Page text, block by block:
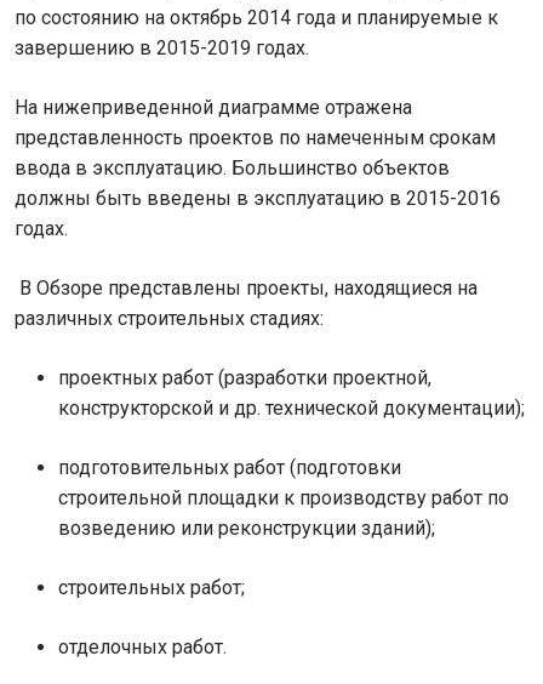
по состоянию на октябрь 2014 года и планируемые к
завершению в 2015-2019 годах.
На нижеприведенной диаграмме отражена
представленность проектов по намеченным срокам
ввода в эксплуатацию. Большинство объектов
должны быть введены в эксплуатацию в 2015-2016
годах.
В Обзоре представлены проекты, находящиеся на
различных строительных стадиях:
проектных работ (разработки проектной,
конструкторской и др. технической документации);
подготовительных работ (подготовки
строительной площадки к производству работ по
возведению или реконструкции зданий);
строительных работ;
отделочных работ.